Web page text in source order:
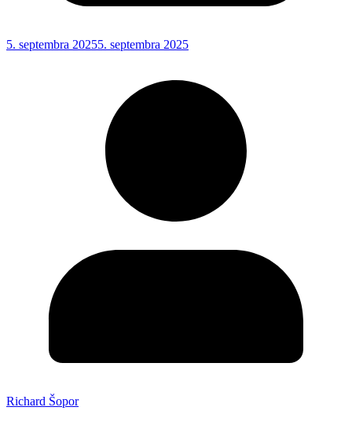
5. septembra 20255. septembra 2025
Richard Šopor